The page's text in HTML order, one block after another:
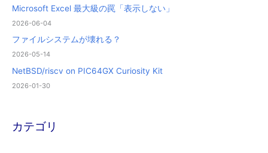
Microsoft Excel 最大級の罠「表示しない」
2026-06-04
ファイルシステムが壊れる？
2026-05-14
NetBSD/riscv on PIC64GX Curiosity Kit
2026-01-30
カテゴリ